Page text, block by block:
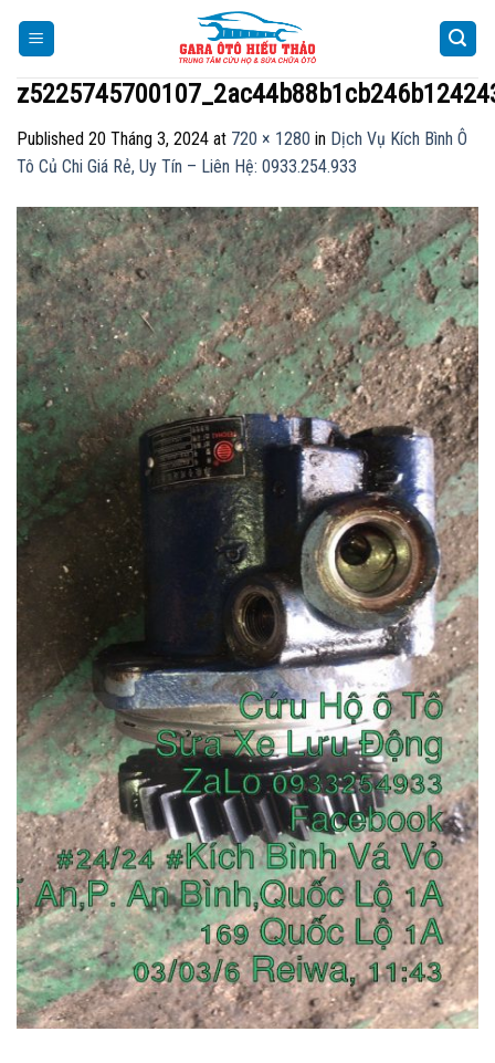
Published 20 Tháng 3, 2024 at 720 × 1280 in Dịch Vụ Kích Bình Ô
Tô Củ Chi Giá Rẻ, Uy Tín – Liên Hệ: 0933.254.933